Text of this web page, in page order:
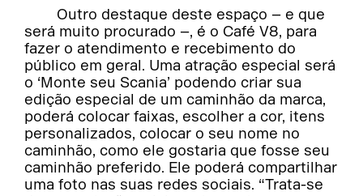
Outro destaque deste espaço – e que
será muito procurado –, é o Café V8, para
fazer o atendimento e recebimento do
público em geral. Uma atração especial será
o ‘Monte seu Scania’ podendo criar sua
edição especial de um caminhão da marca,
poderá colocar faixas, escolher a cor, itens
personalizados, colocar o seu nome no
caminhão, como ele gostaria que fosse seu
caminhão preferido. Ele poderá compartilhar
uma foto nas suas redes sociais. “Trata-se